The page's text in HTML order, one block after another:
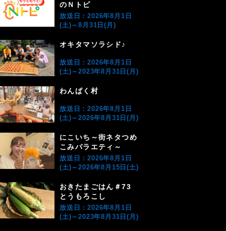
のＮトピ
放送日：2026年8月1日
(土)～8月31日(月)
オキタマソラシド♪
放送日：2026年8月1日
(土)～2023年8月31日(月)
わんぱく村
放送日：2026年8月1日
(土)～2026年8月31日(月)
にこいち～街ネタつめ
こみバラエティ～
放送日：2026年8月1日
(土)～2026年8月15日(土)
おきたまごはん＃73
とうもろこし
放送日：2026年8月1日
(土)～2023年8月31日(月)